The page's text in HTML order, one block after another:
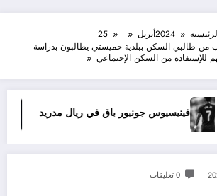
2024أبريل
25
من طالبي السكن ببلدية خميستي يطالبون بدراسة
للإستفادة من السكن الإجتماعي
فينيسيوس جونيور باق في ريال مدريد
0 تعليقات